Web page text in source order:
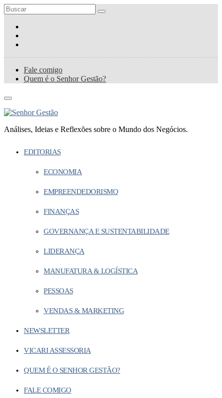
Fale comigo
Quem é o Senhor Gestão?
Análises, Ideias e Reflexões sobre o Mundo dos Negócios.
EDITORIAS
ECONOMIA
EMPREENDEDORISMO
FINANÇAS
GOVERNANÇA E SUSTENTABILIDADE
LIDERANÇA
MANUFATURA & LOGÍSTICA
PESSOAS
VENDAS & MARKETING
NEWSLETTER
VICARI ASSESSORIA
QUEM É O SENHOR GESTÃO?
FALE COMIGO